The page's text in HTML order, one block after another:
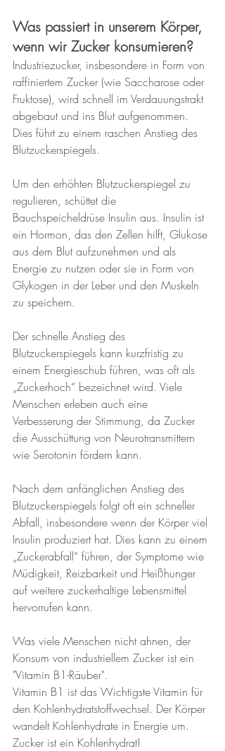
Was passiert in unserem Körper,
wenn wir Zucker konsumieren?
Industriezucker, insbesondere in Form von
raffiniertem Zucker (wie Saccharose oder
Fruktose), wird schnell im Verdauungstrakt
abgebaut und ins Blut aufgenommen.
Dies führt zu einem raschen Anstieg des
Blutzuckerspiegels.
Um den erhöhten Blutzuckerspiegel zu
regulieren, schüttet die
Bauchspeicheldrüse Insulin aus. Insulin ist
ein Hormon, das den Zellen hilft, Glukose
aus dem Blut aufzunehmen und als
Energie zu nutzen oder sie in Form von
Glykogen in der Leber und den Muskeln
zu speichern.
Der schnelle Anstieg des
Blutzuckerspiegels kann kurzfristig zu
einem Energieschub führen, was oft als
„Zuckerhoch“ bezeichnet wird. Viele
Menschen erleben auch eine
Verbesserung der Stimmung, da Zucker
die Ausschüttung von Neurotransmittern
wie Serotonin fördern kann.
Nach dem anfänglichen Anstieg des
Blutzuckerspiegels folgt oft ein schneller
Abfall, insbesondere wenn der Körper viel
Insulin produziert hat. Dies kann zu einem
„Zuckerabfall“ führen, der Symptome wie
Müdigkeit, Reizbarkeit und Heißhunger
auf weitere zuckerhaltige Lebensmittel
hervorrufen kann.
Was viele Menschen nicht ahnen, der
Konsum von industriellem Zucker ist ein
"Vitamin B1-Räuber".
Vitamin B1 ist das Wichtigste Vitamin für
den Kohlenhydratstoffwechsel. Der Körper
wandelt Kohlenhydrate in Energie um.
Zucker ist ein Kohlenhydrat!